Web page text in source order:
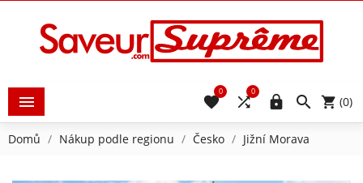
  (0)


0

0
Domů Nákup podle regionu Česko Jižní Morava